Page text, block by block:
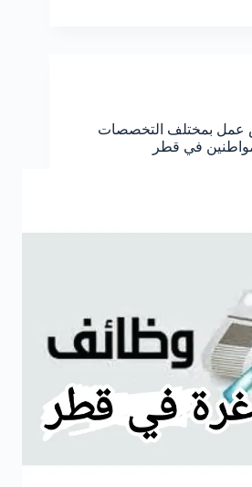
بمختلف التخصصات
في قطر